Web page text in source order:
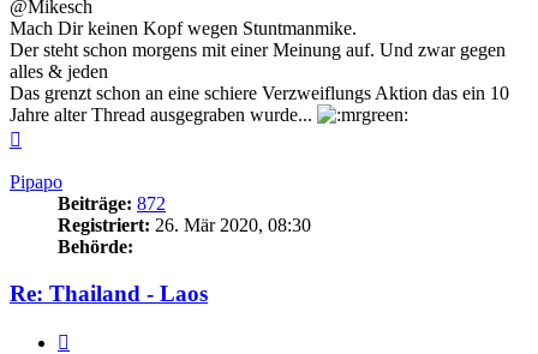
@Mikesch
Mach Dir keinen Kopf wegen Stuntmanmike.
Der steht schon morgens mit einer Meinung auf. Und zwar gegen
alles & jeden
Das grenzt schon an eine schiere Verzweiflungs Aktion das ein 10
Jahre alter Thread ausgegraben wurde...
Pipapo
Beiträge: 872
Registriert: 26. Mär 2020, 08:30
Behörde:
Re: Thailand - Laos